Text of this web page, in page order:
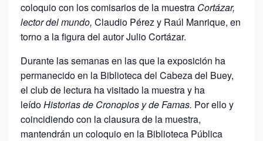
coloquio con los comisarios de la muestra Cortázar,
lector del mundo, Claudio Pérez y Raúl Manrique, en
torno a la figura del autor Julio Cortázar.
Durante las semanas en las que la exposición ha
permanecido en la Biblioteca del Cabeza del Buey,
el club de lectura ha visitado la muestra y ha
leídoHistorias de Cronopios y de Famas. Por ello y
coincidiendo con la clausura de la muestra,
mantendrán un coloquio en la Biblioteca Pública